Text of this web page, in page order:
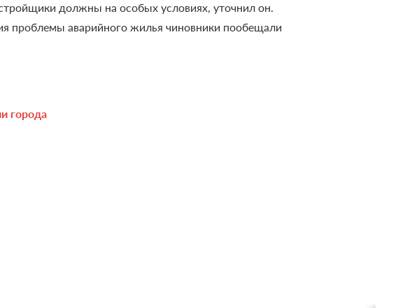
должны на особых условиях, уточнил он.
проблемы аварийного жилья чиновники пообещали
города